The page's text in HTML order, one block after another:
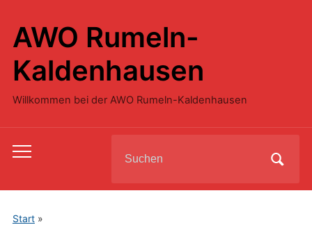
AWO Rumeln-
Kaldenhausen
Willkommen bei der AWO Rumeln-Kaldenhausen
Toggle
menu
for:
Start»